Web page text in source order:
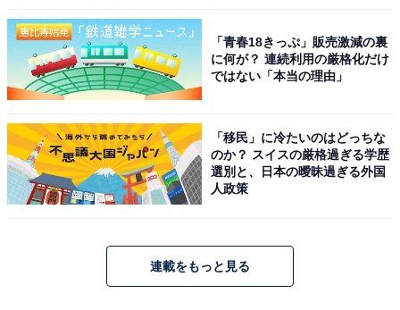
「青春18きっぷ」販売激減の裏
に何が？ 連続利用の厳格化だけ
ではない「本当の理由」
「移民」に冷たいのはどっちな
のか？ スイスの厳格過ぎる学歴
選別と、日本の曖昧過ぎる外国
人政策
連載をもっと見る